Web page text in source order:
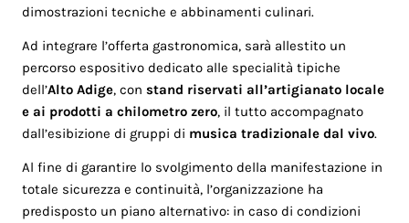
dimostrazioni tecniche e abbinamenti culinari.
Ad integrare l’offerta gastronomica, sarà allestito un
percorso espositivo dedicato alle specialità tipiche
dell’Alto Adige, constand riservati all’artigianato locale
e ai prodotti a chilometro zero, il tutto accompagnato
dall’esibizione di gruppi di musica tradizionale dal vivo.
Al fine di garantire lo svolgimento della manifestazione in
totale sicurezza e continuità, l’organizzazione ha
predisposto un piano alternativo: in caso di condizioni